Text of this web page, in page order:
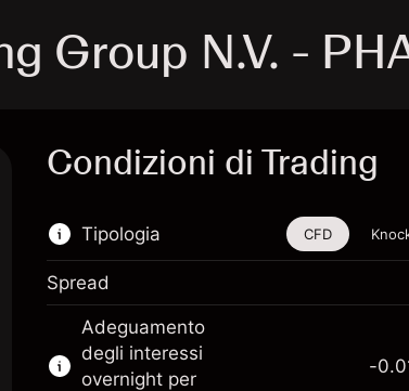
Group N.V. -
Condizioni di Trading
Tipologia
Questo strumento finanziario è
il trading di CFD e knock-out.
Scopri di più su:
CFD
Spread
Adeguamento
degli interessi
overnight per
-